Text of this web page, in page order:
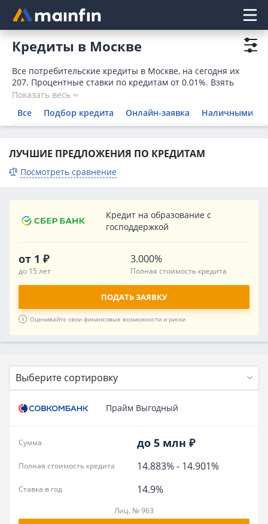
Главное меню
Кредиты в Москве
Все потребительские кредиты в Москве, на сегодня их
207. Процентные ставки по кредитам от 0.01%. Взять
кредит на потребительские нужды в банках Москвы
Показать весь
Все
Подбор кредита Онлайн-заявка Наличными
ЛУЧШИЕ ПРЕДЛОЖЕНИЯ ПО КРЕДИТАМ
Посмотреть сравнение
Кредит на образование с
господдержкой
от 1 ₽
до 15 лет
3.000%
Полная стоимость кредита
ПОДАТЬ ЗАЯВКУ
Оценивайте свои финансовые возможности и риски
Выберите сортировку
Прайм Выгодный
до 5 млн ₽
Сумма
14.883%- 14.901%
Полная стоимость кредита
14.9%
Ставка в год
Лиц. № 963